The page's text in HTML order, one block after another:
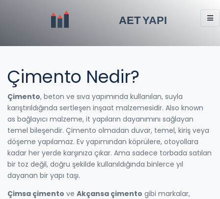
Çimento Nedir?
Çimento, beton ve sıva yapımında kullanılan, suyla
karıştırıldığında sertleşen inşaat malzemesidir. Also known
as bağlayıcı malzeme, it yapıların dayanımını sağlayan
temel bileşendir. Çimento olmadan duvar, temel, kiriş veya
döşeme yapılamaz. Ev yapımından köprülere, otoyollara
kadar her yerde karşınıza çıkar. Ama sadece torbada satılan
bir toz değil, doğru şekilde kullanıldığında binlerce yıl
dayanan bir yapı taşı.
Çimsa çimento ve Akçansa çimento gibi markalar,